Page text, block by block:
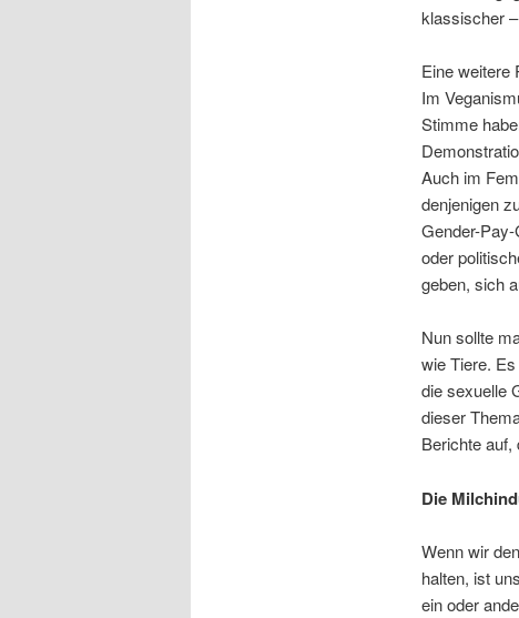
klassischer
Eine weitere
Im
Stimme
Auch im
denjenigen
Gender-
oder
geben, sich
Nun sollte
wie Tiere.
die sexuelle
dieser
Berichte auf,
Die
Wenn wir
halten, ist
ein oder